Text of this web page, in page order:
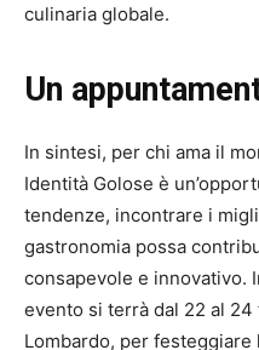
culinaria globale.
Un
In sintesi, per chi ama il
Identità Golose è
tendenze, incontrare i
gastronomia possa
consapevole e innovativo.
evento si terrà dal 22 al
Lombardo, per